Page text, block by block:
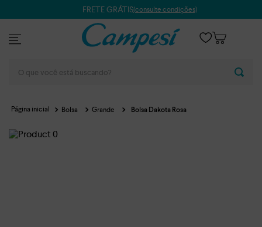
FRETE GRÁTIS(consulte condições)
Bolsa Grande Bolsa Dakota Rosa